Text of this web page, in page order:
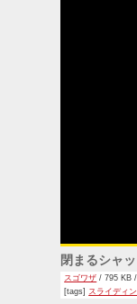
閉まるシャ
スゴワザ / 795 KB
[tags] スライディ